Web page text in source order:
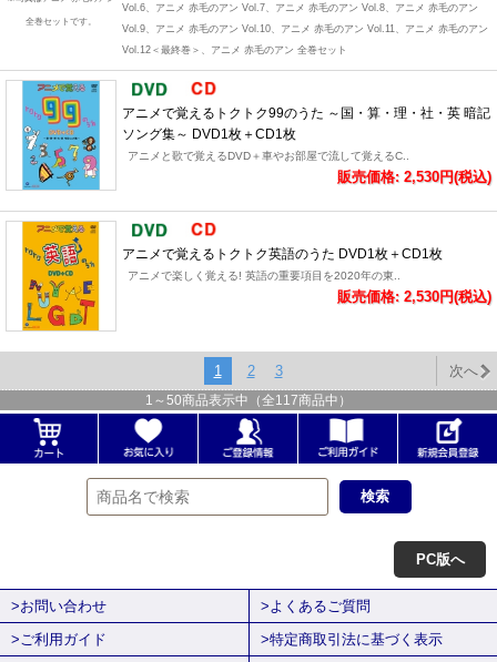
全巻セットです。
Vol.6、アニメ 赤毛のアン Vol.7、アニメ 赤毛のアン Vol.8、アニメ 赤毛のアン
Vol.9、アニメ 赤毛のアン Vol.10、アニメ 赤毛のアン Vol.11、アニメ 赤毛のアン
Vol.12＜最終巻＞、アニメ 赤毛のアン 全巻セット
アニメで覚えるトクトク99のうた ～国・算・理・社・英 暗記
ソング集～ DVD1枚＋CD1枚
アニメと歌で覚えるDVD＋車やお部屋で流して覚えるC..
販売価格: 2,530円(税込)
アニメで覚えるトクトク英語のうた DVD1枚＋CD1枚
アニメで楽しく覚える! 英語の重要項目を2020年の東..
販売価格: 2,530円(税込)
1 2 3 次へ
1 ～ 50商品表示中（全117商品中）
PC版へ
>お問い合わせ
>よくあるご質問
>ご利用ガイド
>特定商取引法に基づく表示